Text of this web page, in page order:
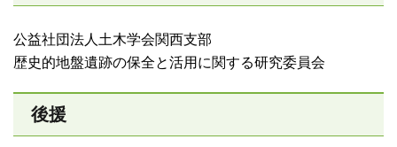
公益社団法人土木学会関西支部
歴史的地盤遺跡の保全と活用に関する研究委員会
後援